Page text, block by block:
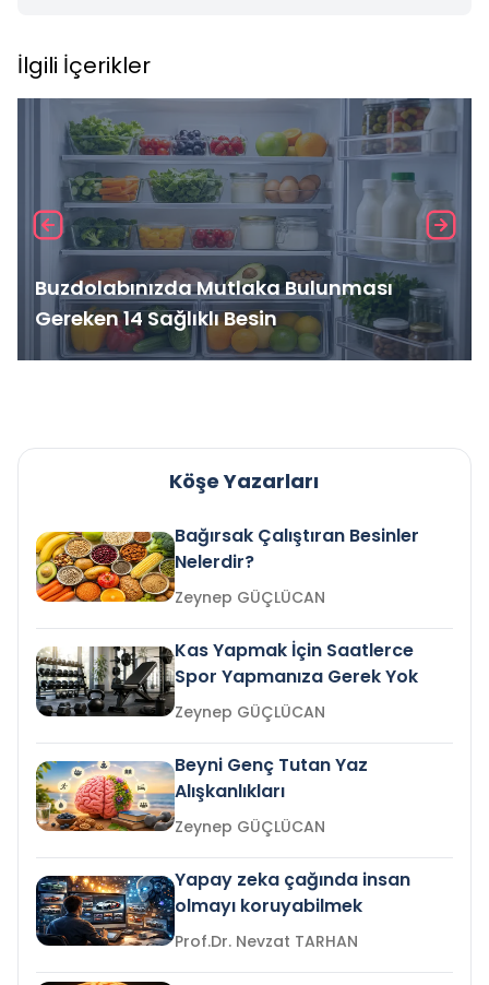
İlgili İçerikler
Buzdolabınızda Mutlaka Bulunması
Gereken 14 Sağlıklı Besin
Köşe Yazarları
Bağırsak Çalıştıran Besinler
Nelerdir?
Zeynep GÜÇLÜCAN
Kas Yapmak İçin Saatlerce
Spor Yapmanıza Gerek Yok
Zeynep GÜÇLÜCAN
Beyni Genç Tutan Yaz
Alışkanlıkları
Zeynep GÜÇLÜCAN
Yapay zeka çağında insan
olmayı koruyabilmek
Prof.Dr. Nevzat TARHAN